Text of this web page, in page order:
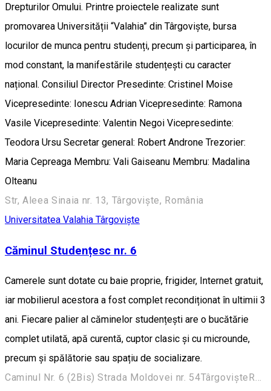
Drepturilor Omului. Printre proiectele realizate sunt
promovarea Universității “Valahia” din Târgoviște, bursa
locurilor de munca pentru studenți, precum și participarea, în
mod constant, la manifestările studențești cu caracter
național. Consiliul Director Presedinte: Cristinel Moise
Vicepresedinte: Ionescu Adrian Vicepresedinte: Ramona
Vasile Vicepresedinte: Valentin Negoi Vicepresedinte:
Teodora Ursu Secretar general: Robert Androne Trezorier:
Maria Cepreaga Membru: Vali Gaiseanu Membru: Madalina
Olteanu
Str, Aleea Sinaia nr. 13, Târgoviște, România
Universitatea Valahia Târgovişte
Căminul Studențesc nr. 6
Camerele sunt dotate cu baie proprie, frigider, Internet gratuit,
iar mobilierul acestora a fost complet recondiționat în ultimii 3
ani. Fiecare palier al căminelor studențești are o bucătărie
complet utilată, apă curentă, cuptor clasic și cu microunde,
precum și spălătorie sau spațiu de socializare.
Caminul Nr. 6 (2Bis) Strada Moldovei nr. 54TârgovișteRomânia